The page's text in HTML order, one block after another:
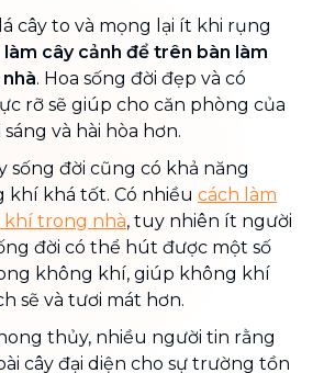
cây to và mọng lại ít khi rụng
làm cây cảnh để trên bàn làm
. Hoa sống đời đẹp và có
rỡ sẽ giúp cho căn phòng của
và hài hòa hơn.
sống đời cũng có khả năng
khá tốt. Có nhiều cách làm
khí trong nhà, tuy nhiên ít người
đời có thể hút được một số
không khí, giúp không khí
sẽ và tươi mát hơn.
thủy, nhiều người tin rằng
cây đại diện cho sự trường tồn